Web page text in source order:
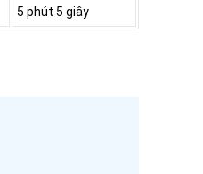
5 phút 5 giây